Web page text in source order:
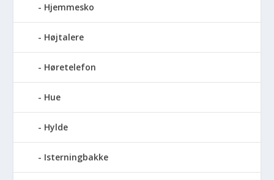
Hjemmesko
Højtalere
Høretelefon
Hue
Hylde
Isterningbakke